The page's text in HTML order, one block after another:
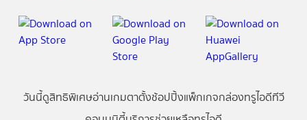
วันนี้ดูสิทธิพิเศษอ่านเกมตาตั้งช้อปปิ้งแพ็กเกจกล่องทรูไอดีทีวี